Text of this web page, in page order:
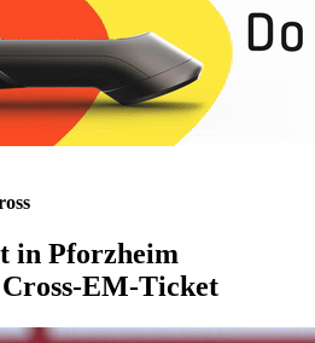
in Pforzheim
EM-Ticket